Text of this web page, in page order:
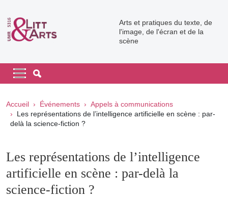
Arts et pratiques du texte, de
l'image, de l'écran et de la
scène
Navigation principale
Navigation principale mobile
Fil d'Ariane
Accueil Événements
Appels à communications
Les représentations de l’intelligence artificielle en scène : par-
delà la science-fiction ?
Les représentations de l’intelligence
artificielle en scène : par-delà la
science-fiction ?